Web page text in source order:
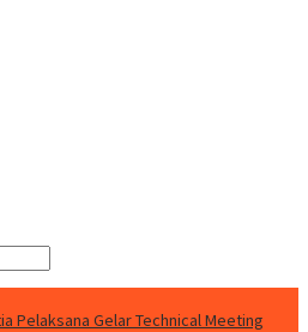
Pelaksana Gelar Technical Meeting